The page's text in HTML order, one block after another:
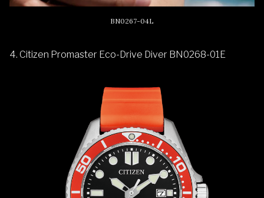
BN0267-04L
4. Citizen Promaster Eco-Drive Diver BN0268-01E